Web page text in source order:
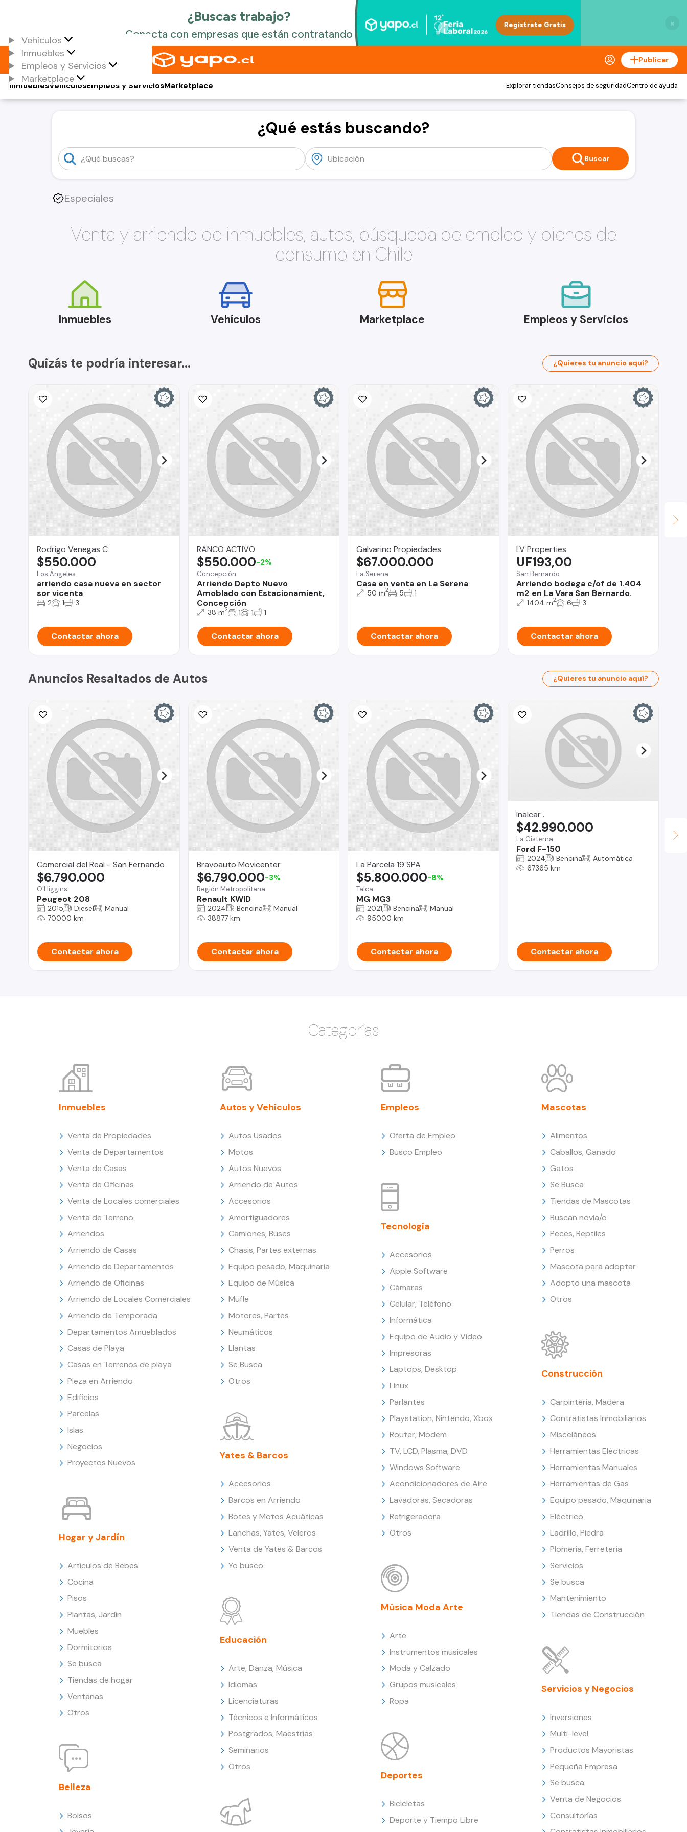
×
Vehículos
Inmuebles
Empleos y Servicios
Marketplace
Publicar
Vehículos
Inmuebles Empleos y ServiciosMarketplace Explorar tiendasConsejos de seguridadCentro de ayuda
¿Qué estás buscando?
Buscar
Especiales
Venta y arriendo de inmuebles, autos, búsqueda de empleo y bienes de
consumo en Chile
Inmuebles Vehículos Marketplace Empleos y Servicios
Quizás te podría interesar... ¿Quieres tu anuncio aquí?
Rodrigo Venegas C
Los Ángeles
arriendo casa nueva en sector
sor vicenta
$550.000
2 1 3
Contactar ahora
RANCO ACTIVO
Concepción
Arriendo Depto Nuevo
Amoblado con Estacionamient,
Concepción
$550.000-2%
38 m2 1 1 1
Contactar ahora
Galvarino Propiedades
La Serena
Casa en venta en La Serena
$67.000.000
50 m2 5 1
Contactar ahora
LV Properties
San Bernardo
Arriendo bodega c/of de 1.404
m2 en La Vara San Bernardo.
UF193,00
1404 m2 6 3
Contactar ahora
Anuncios Resaltados de Autos ¿Quieres tu anuncio aquí?
Comercial del Real - San Fernando
O'Higgins
Peugeot 208
$6.790.000
2015 Diesel
Manual
70000 km
Contactar ahora
Bravoauto Movicenter
Región Metropolitana
Renault KWID
$6.790.000-3%
2024 Bencina
Manual
38877 km
Contactar ahora
La Parcela 19 SPA
Talca
MG MG3
$5.800.000-8%
2021 Bencina
Manual
95000 km
Contactar ahora
Inalcar .
La Cisterna
Ford F-150
$42.990.000
2024 Bencina
Automática
67365 km
Contactar ahora
Categorías
Inmuebles
Venta de Propiedades
Venta de Departamentos
Venta de Casas
Venta de Oficinas
Venta de Locales comerciales
Venta de Terreno
Arriendos
Arriendo de Casas
Arriendo de Departamentos
Arriendo de Oficinas
Arriendo de Locales Comerciales
Arriendo de Temporada
Departamentos Amueblados
Casas de Playa
Casas en Terrenos de playa
Pieza en Arriendo
Edificios
Parcelas
Islas
Negocios
Proyectos Nuevos
Hogar y Jardín
Artículos de Bebes
Cocina
Pisos
Plantas, Jardín
Muebles
Dormitorios
Se busca
Tiendas de hogar
Ventanas
Otros
Belleza
Bolsos
Autos y Vehículos
Autos Usados
Motos
Autos Nuevos
Arriendo de Autos
Accesorios
Amortiguadores
Camiones, Buses
Chasis, Partes externas
Equipo pesado, Maquinaria
Equipo de Música
Mufle
Motores, Partes
Neumáticos
Llantas
Se Busca
Otros
Yates & Barcos
Accesorios
Barcos en Arriendo
Botes y Motos Acuáticas
Lanchas, Yates, Veleros
Venta de Yates & Barcos
Yo busco
Educación
Arte, Danza, Música
Idiomas
Licenciaturas
Técnicos e Informáticos
Postgrados, Maestrías
Seminarios
Otros
Empleos
Oferta de Empleo
Busco Empleo
Tecnología
Accesorios
Apple Software
Cámaras
Celular, Teléfono
Informática
Equipo de Audio y Video
Impresoras
Laptops, Desktop
Linux
Parlantes
Playstation, Nintendo, Xbox
Router, Modem
TV, LCD, Plasma, DVD
Windows Software
Acondicionadores de Aire
Lavadoras, Secadoras
Refrigeradora
Otros
Música Moda Arte
Arte
Instrumentos musicales
Moda y Calzado
Grupos musicales
Ropa
Deportes
Bicicletas
Deporte y Tiempo Libre
Mascotas
Alimentos
Caballos, Ganado
Gatos
Se Busca
Tiendas de Mascotas
Buscan novia/o
Peces, Reptiles
Perros
Mascota para adoptar
Adopto una mascota
Otros
Construcción
Carpintería, Madera
Contratistas Inmobiliarios
Misceláneos
Herramientas Eléctricas
Herramientas Manuales
Herramientas de Gas
Equipo pesado, Maquinaria
Eléctrico
Ladrillo, Piedra
Plomería, Ferretería
Servicios
Se busca
Mantenimiento
Tiendas de Construcción
Servicios y Negocios
Inversiones
Multi-level
Productos Mayoristas
Pequeña Empresa
Se busca
Venta de Negocios
Consultorías